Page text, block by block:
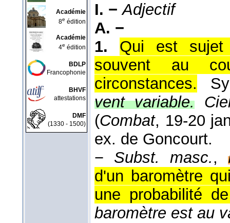
Académie
8e édition
Académie
4e édition
BDLP
Francophonie
BHVF
attestations
DMF
(1330 - 1500)
I. − Adjectif
A. −
1.
Qui est sujet
souvent au
circonstances.
vent variable.
(Combat, 19-20
ex. de Goncourt.
− Subst. masc.,
d'un baromètre
une probabilité
baromètre est au